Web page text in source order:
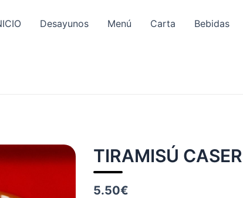
Desayunos Menú Carta Bebidas
TIRAMISÚ
5.50€